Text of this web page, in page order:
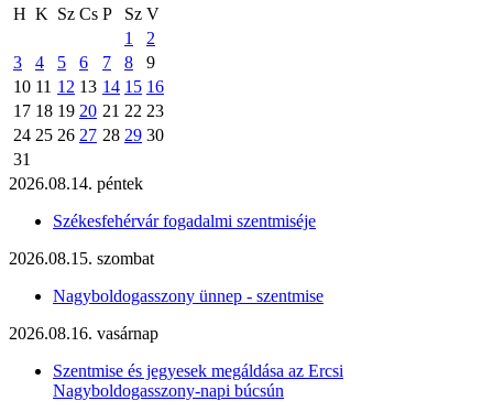
H K Sz Cs P Sz V
1
2
3
4 5 6 7 8
9
10 11 12 13 14 15 16
17 18 19 20 21 22 23
24 25 26 27 28 29 30
31
2026.08.14. péntek
Székesfehérvár fogadalmi szentmiséje
2026.08.15. szombat
Nagyboldogasszony ünnep - szentmise
2026.08.16. vasárnap
Szentmise és jegyesek megáldása az Ercsi
Nagyboldogasszony-napi búcsún